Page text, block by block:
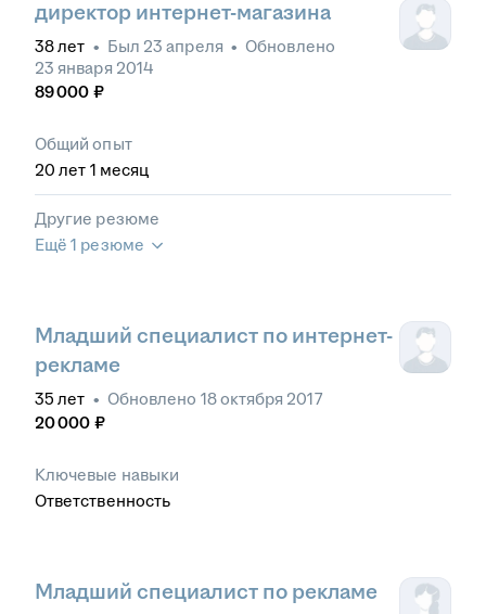
директор интернет-магазина
38лет • Был 23 апреля • Обновлено
23 января 2014
89 000 ₽
Общий опыт
20 лет 1 месяц
Другие резюме
Ещё 1 резюме
Младший специалист по интернет-
рекламе
35 лет • Обновлено 18 октября 2017
20 000 ₽
Ключевые навыки
Ответственность
Младший специалист по рекламе